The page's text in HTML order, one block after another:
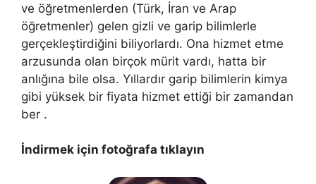
ve öğretmenlerden (Türk, İran ve Arap
öğretmenler) gelen gizli ve garip bilimlerle
gerçekleştirdiğini biliyorlardı. Ona hizmet etme
arzusunda olan birçok mürit vardı, hatta bir
anlığına bile olsa. Yıllardır garip bilimlerin kimya
gibi yüksek bir fiyata hizmet ettiği bir zamandan
ber .
İndirmek için fotoğrafa tıklayın